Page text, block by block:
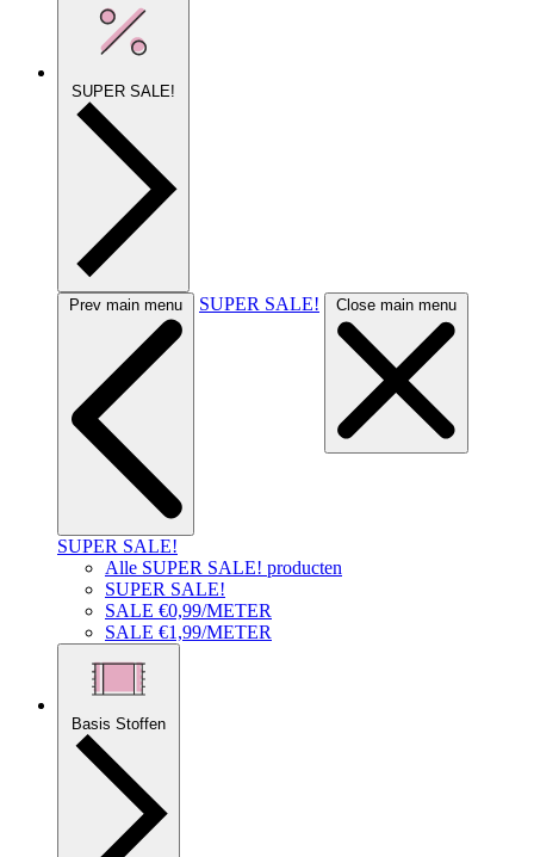
SUPER SALE!
Prev main menu SUPER SALE! Close main menu
SUPER SALE!
Alle SUPER SALE! producten
SUPER SALE!
SALE €0,99/METER
SALE €1,99/METER
Basis Stoffen